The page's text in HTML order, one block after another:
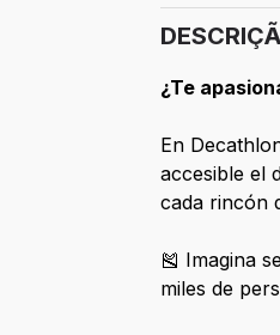
¿Te
En
accesible el
cada rincón
🎽 Imagina
miles de